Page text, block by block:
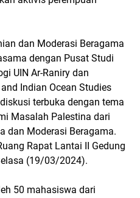
dan Moderasi Beragama
dengan Pusat Studi
UIN Ar-Raniry dan
Indian Ocean Studies
terbuka dengan tema
Masalah Palestina dari
dan Moderasi Beragama.
Rapat Lantai II Gedung
(19/03/2024).
50 mahasiswa dari